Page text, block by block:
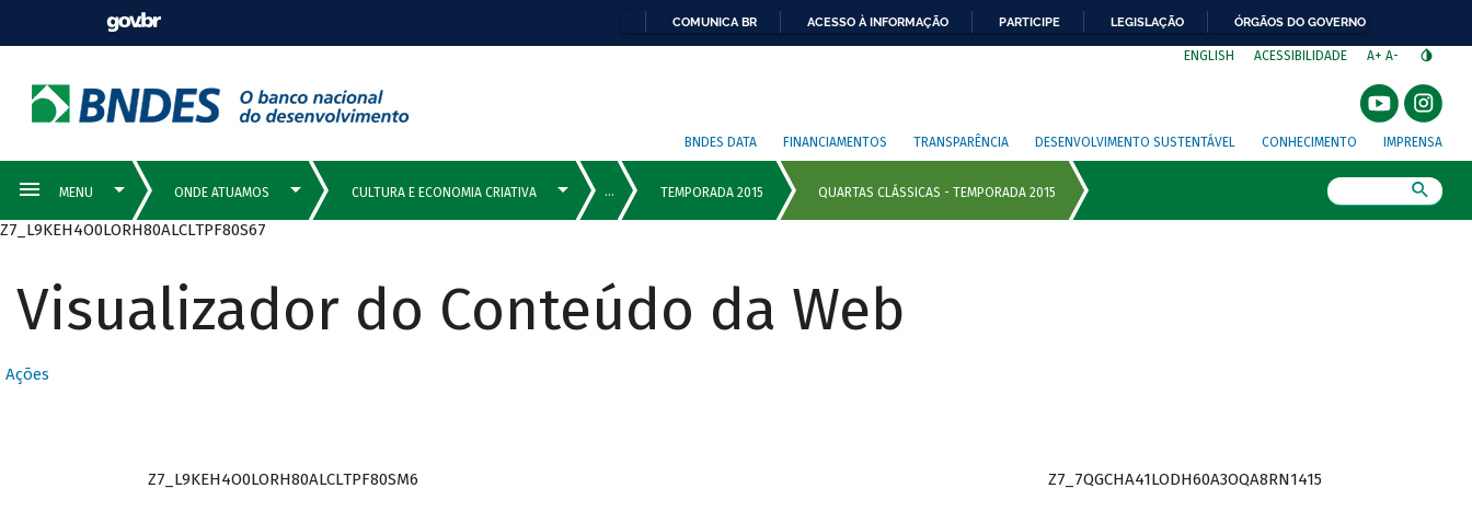
COMUNICA BR ACESSO À INFORMAÇÃO PARTICIPE LEGISLAÇÃO ÓRGÃOS DO GOVERNO
ENGLISH ACESSIBILIDADE A+ A-
BNDES DATA FINANCIAMENTOS TRANSPARÊNCIA DESENVOLVIMENTO SUSTENTÁVEL CONHECIMENTO IMPRENSA
Z7_L9KEH4O0LORH80ALCLTPF80S67
Visualizador do Conteúdo da Web
Ações
Z7_L9KEH4O0LORH80ALCLTPF80SM6 Z7_7QGCHA41LODH60A3OQA8RN1415